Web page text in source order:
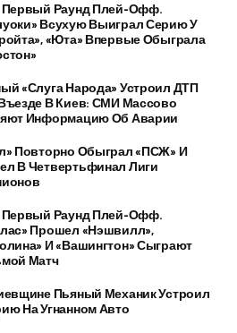
Первый Раунд Плей-Офф.
Всухую Выиграл Серию У
«Юта» Впервые Обыграла
«слуга Народа» Устроил ДТП
В Киев: СМИ Массово
Информацию Об Аварии
Повторно Обыграл «ПСЖ» И
В Четвертьфинал Лиги
Первый Раунд Плей-Офф.
Прошел «Нэшвилл»,
И «Вашингтон» Сыграют
Матч
Пьяный Механик Устроил
На Угнанном Авто